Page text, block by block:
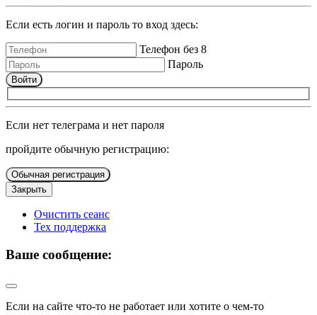
Если есть логин и пароль то вход здесь:
Телефон без 8
Пароль
Войти
Если нет телеграма и нет пароля
пройдите обычную регистрацию:
Обычная регистрация
Закрыть
Очистить сеанс
Тех поддержка
Ваше сообщение:
Если на сайте что-то не работает или хотите о чем-то